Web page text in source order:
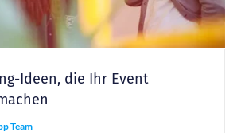
Ideen, die Ihr Event
Team